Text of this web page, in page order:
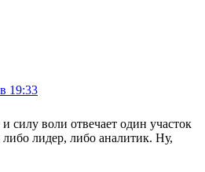
19:33
силу воли отвечает один участок
лидер, либо аналитик. Ну,